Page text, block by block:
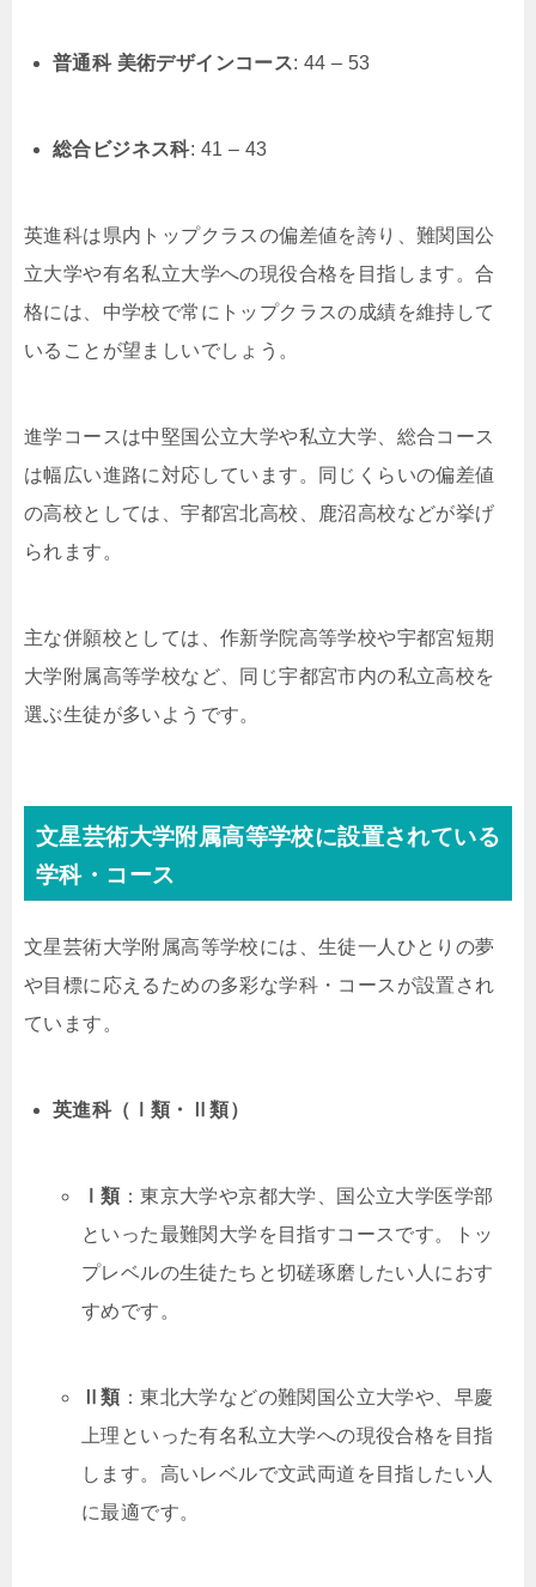
普通科 美術デザインコース: 44 – 53
総合ビジネス科: 41 – 43
英進科は県内トップクラスの偏差値を誇り、難関国公
立大学や有名私立大学への現役合格を目指します。合
格には、中学校で常にトップクラスの成績を維持して
いることが望ましいでしょう。
進学コースは中堅国公立大学や私立大学、総合コース
は幅広い進路に対応しています。同じくらいの偏差値
の高校としては、宇都宮北高校、鹿沼高校などが挙げ
られます。
主な併願校としては、作新学院高等学校や宇都宮短期
大学附属高等学校など、同じ宇都宮市内の私立高校を
選ぶ生徒が多いようです。
文星芸術大学附属高等学校に設置されている
学科・コース
文星芸術大学附属高等学校には、生徒一人ひとりの夢
や目標に応えるための多彩な学科・コースが設置され
ています。
英進科（Ⅰ類・Ⅱ類）
Ⅰ類 ：東京大学や京都大学、国公立大学医学部
といった最難関大学を目指すコースです。トッ
プレベルの生徒たちと切磋琢磨したい人におす
すめです。
Ⅱ類 ：東北大学などの難関国公立大学や、早慶
上理といった有名私立大学への現役合格を目指
します。高いレベルで文武両道を目指したい人
に最適です。